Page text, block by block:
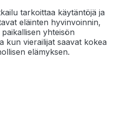
tarkoittaa käytäntöjä ja
eläinten hyvinvoinnin,
yhteisön
kun vierailijat saavat kokea
elämyksen.